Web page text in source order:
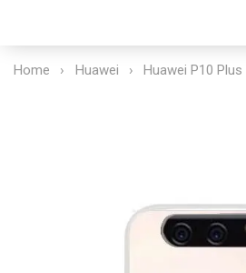
Home Huawei Huawei P10 Plus